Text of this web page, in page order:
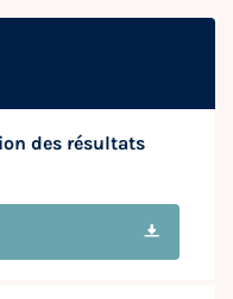
des résultats